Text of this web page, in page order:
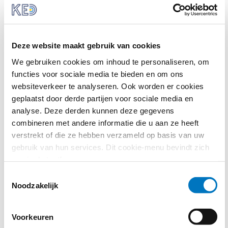
Deze website maakt gebruik van cookies
We gebruiken cookies om inhoud te personaliseren, om
functies voor sociale media te bieden en om ons
websiteverkeer te analyseren. Ook worden er cookies
geplaatst door derde partijen voor sociale media en
analyse. Deze derden kunnen deze gegevens
combineren met andere informatie die u aan ze heeft
verstrekt of die ze hebben verzameld op basis van uw
gebruik van hun services. Dit cookie-menu bevindt zich
Noodzakelijk
Voorkeuren
verplaatsen van defensieproducten binnen de EU. De Raad en
het Parlement moeten het akkoord nog formeel bekrachtigen.
Wat betekent dit voor decentrale
overheden?
veiligheidsaanbestedingen geldt voor elke aanbestedende
dienst die defensiematerieel of gevoelige veiligheidsgoederen
inkoopt. In Nederland doet in de praktijk vooral het Ministerie
vallen hier doorgaans niet onder. Toch moeten ook lokale
overheden aan de richtlijn voldoen wanneer zij opdrachten met
akkoord afgeeft. De Europese Commissie hervormt het
aanbestedingsrecht breed. Zij herziet de algemene